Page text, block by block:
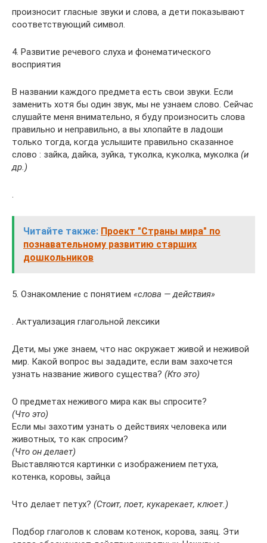
произносит гласные звуки и слова, а дети показывают
соответствующий символ.
4. Развитие речевого слуха и фонематического
восприятия
В названии каждого предмета есть свои звуки. Если
заменить хотя бы один звук, мы не узнаем слово. Сейчас
слушайте меня внимательно, я буду произносить слова
правильно и неправильно, а вы хлопайте в ладоши
только тогда, когда услышите правильно сказанное
слово : зайка, дайка, зуйка, туколка, куколка, муколка (и
др.)
.
Читайте также: Проект "Страны мира" по
познавательному развитию старших
дошкольников
5. Ознакомление с понятием «слова — действия»
. Актуализация глагольной лексики
Дети, мы уже знаем, что нас окружает живой и неживой
мир. Какой вопрос вы зададите, если вам захочется
узнать название живого существа? (Кто это)
О предметах неживого мира как вы спросите?
(Что это)
Если мы захотим узнать о действиях человека или
животных, то как спросим?
(Что он делает)
Выставляются картинки с изображением петуха,
котенка, коровы, зайца
Что делает петух? (Стоит, поет, кукарекает, клюет.)
Подбор глаголов к словам котенок, корова, заяц. Эти